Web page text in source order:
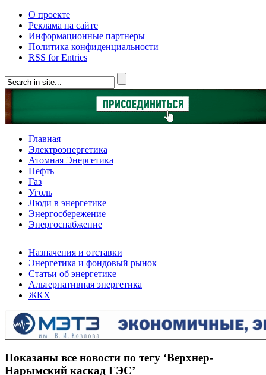
О проекте
Реклама на сайте
Информационные партнеры
Политика конфиденциальности
RSS for Entries
Главная
Электроэнергетика
Атомная Энергетика
Нефть
Газ
Уголь
Люди в энергетике
Энергосбережение
Энергоснабжение
Назначения и отставки
Энергетика и фондовый рынок
Статьи об энергетике
Альтернативная энергетика
ЖКХ
Показаны все новости по тегу ‘Верхнер-
Нарымский каскад ГЭС’